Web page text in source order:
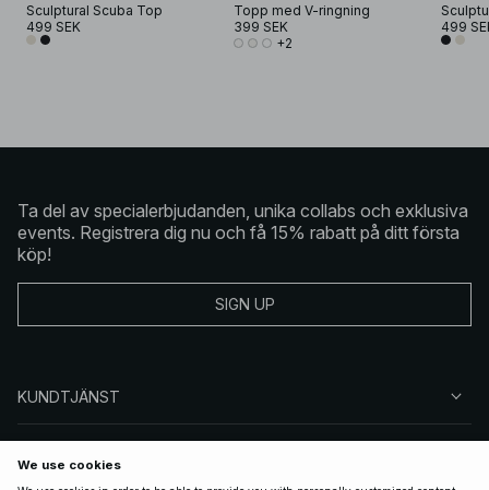
Sculptural Scuba Top
499 SEK
Topp med V-ringning
399 SEK
+2
499
Ta del av specialerbjudanden, unika collabs och exklusiva
events. Registrera dig nu och få 15% rabatt på ditt första
köp!
SIGN UP
KUNDTJÄNST